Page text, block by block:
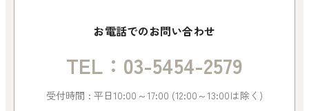
お電話でのお問い合わせ
TEL：03-5454-2579
受付時間 : 平日10:00～17:00 (12:00～13:00は除く)